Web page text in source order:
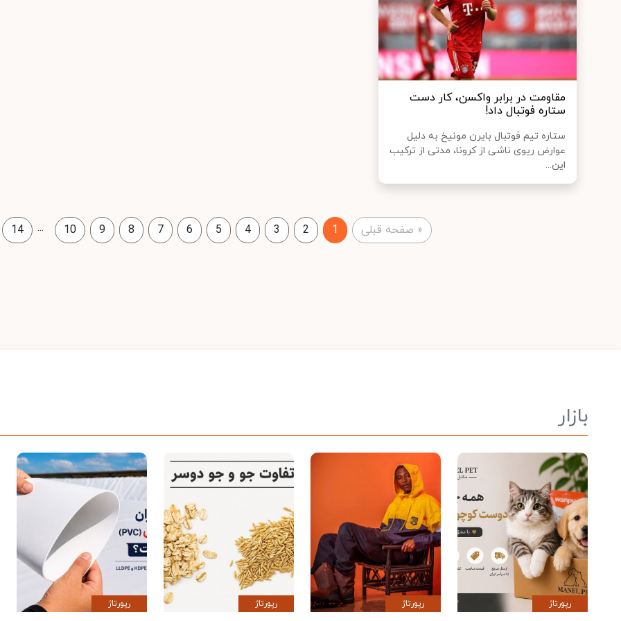
مقاومت در برابر واکسن، کار دست
ستاره فوتبال داد!
ستاره تیم فوتبال بایرن مونیخ به دلیل
عوارض ریوی ناشی از کرونا، مدتی از ترکیب
این...
« صفحه قبلی 1
2
3
4
5
6
7
8
9
10
...
14
بازار
رپورتاژ رپورتاژ رپورتاژ رپورتاژ